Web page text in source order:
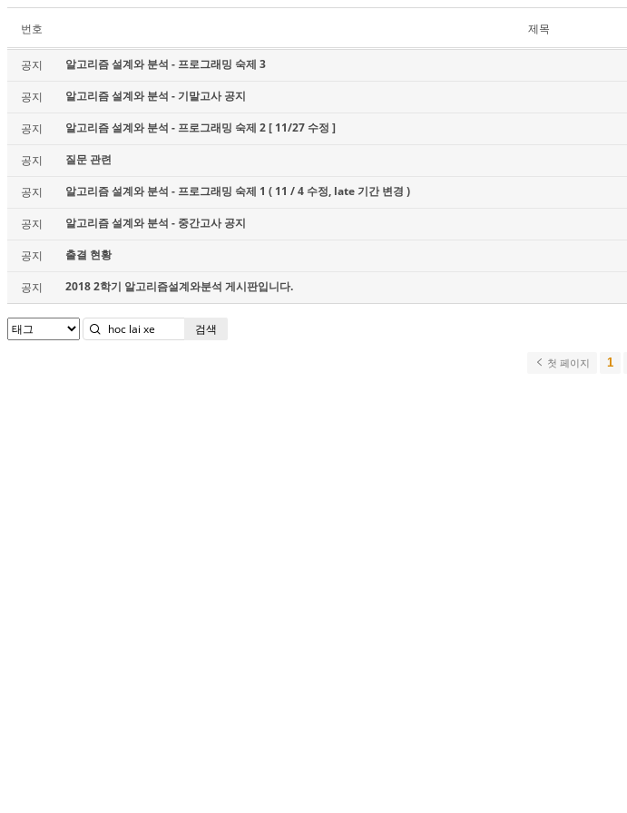
번호 제목
공지 알고리즘 설계와 분석 - 프로그래밍 숙제 3
공지 알고리즘 설계와 분석 - 기말고사 공지
공지 알고리즘 설계와 분석 - 프로그래밍 숙제 2 [ 11/27 수정 ]
공지 질문 관련
공지 알고리즘 설계와 분석 - 프로그래밍 숙제 1 ( 11 / 4 수정, late 기간 변경 )
공지 알고리즘 설계와 분석 - 중간고사 공지
공지 출결 현황
공지 2018 2학기 알고리즘설계와분석 게시판입니다.
검색
첫 페이지 1